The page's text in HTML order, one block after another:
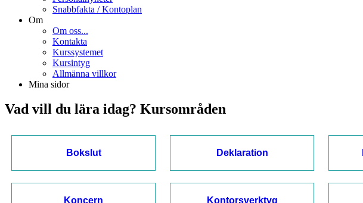
Snabbfakta / Kontoplan
Om
Om oss...
Kontakta
Kurssystemet
Kursintyg
Allmänna villkor
Mina sidor
Vad vill du lära idag? Kursområden
Bokslut Deklaration
Koncern Kontorsverktyg